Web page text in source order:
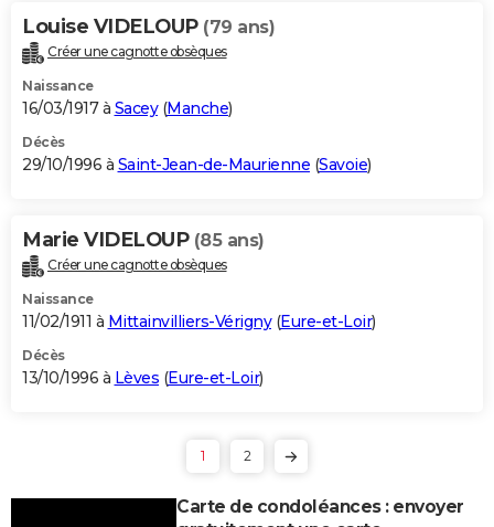
Louise VIDELOUP (79 ans)
Créer une cagnotte obsèques
Naissance
16/03/1917 à Sacey(Manche)
Décès
29/10/1996 à Saint-Jean-de-Maurienne (Savoie)
Marie VIDELOUP (85 ans)
Créer une cagnotte obsèques
Naissance
11/02/1911 à Mittainvilliers-Vérigny(Eure-et-Loir)
Décès
13/10/1996 à Lèves (Eure-et-Loir)
1 2
Carte de condoléances : envoyer